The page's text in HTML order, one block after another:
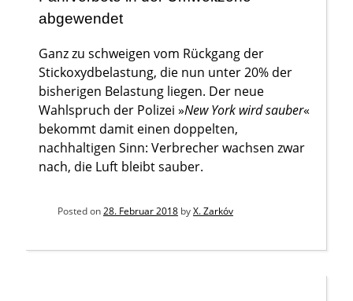
abgewendet
Ganz zu schweigen vom Rückgang der
Stickoxydbelastung, die nun unter 20% der
bisherigen Belastung liegen. Der neue
Wahlspruch der Polizei »New York wird sauber«
bekommt damit einen doppelten,
nachhaltigen Sinn: Verbrecher wachsen zwar
nach, die Luft bleibt sauber.
Posted on28. Februar 2018byX. Zarkóv